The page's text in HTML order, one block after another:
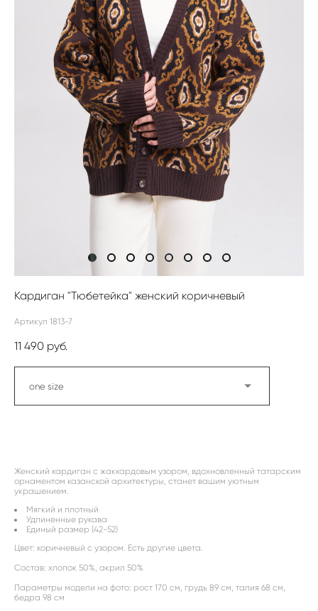
Кардиган "Тюбетейка" женский коричневый
Артикул 1813-7
11 490 pуб.
one size
Женский кардиган с жаккардовым узором, вдохновленный татарским
орнаментом казанской архитектуры, станет вашим уютным
украшением.
Мягкий и плотный
Удлиненные рукава
Единый размер (42-52)
Цвет: коричневый с узором. Есть другие цвета.
Состав: хлопок 50%, акрил 50%
Параметры модели на фото: рост 170 см, грудь 89 см, талия 68 см,
бедра 98 см